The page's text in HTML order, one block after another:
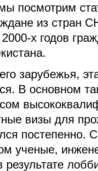
посмотрим
из стран
х годов
зарубежья,
В основном
визы для
постепенно.
ученые,